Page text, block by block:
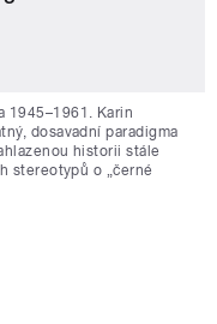
1945–1961. Karin
dosavadní paradigma
historii stále
stereotypů o „černé